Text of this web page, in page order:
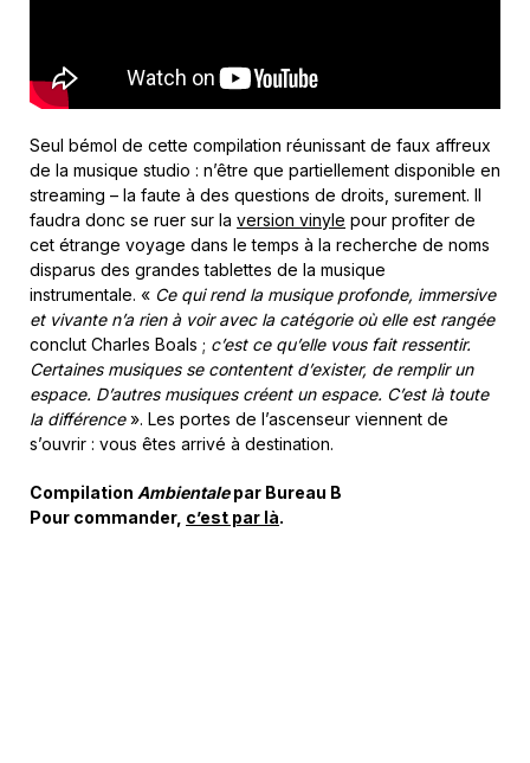
Seul bémol de cette compilation réunissant de faux affreux
de la musique studio : n’être que partiellement disponible en
streaming – la faute à des questions de droits, surement. Il
faudra donc se ruer sur la version vinyle pour profiter de
cet étrange voyage dans le temps à la recherche de noms
disparus des grandes tablettes de la musique
instrumentale. « Ce qui rend la musique profonde, immersive
et vivante n’a rien à voir avec la catégorie où elle est rangée
conclut Charles Boals ; c’est ce qu’elle vous fait ressentir.
Certaines musiques se contentent d’exister, de remplir un
espace. D’autres musiques créent un espace. C’est là toute
la différence». Les portes de l’ascenseur viennent de
s’ouvrir : vous êtes arrivé à destination.
Compilation Ambientalepar Bureau B
Pour commander, c’est par là.